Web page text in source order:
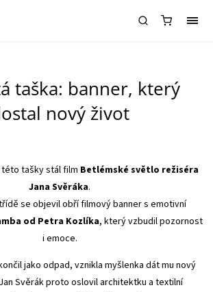
banneru
taška: banner, který
nový život
tašky stál film Betlémské světlo režiséra
Jana Svěráka.
se objevil obří filmový banner s emotivní
od Petra Kozlíka, který vzbudil pozornost
i emoce.
jako odpad, vznikla myšlenka dát mu nový
Svěrák proto oslovil architektku a textilní